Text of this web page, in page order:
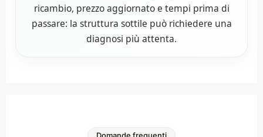
ricambio, prezzo aggiornato e tempi prima di
passare: la struttura sottile può richiedere una
diagnosi più attenta.